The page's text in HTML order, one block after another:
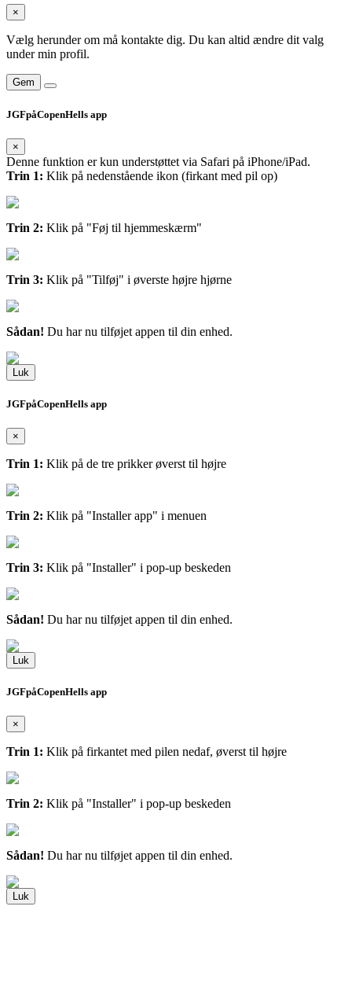
×
Vælg herunder om må kontakte dig. Du kan altid ændre dit valg
under min profil.
Gem
JGFpåCopenHells app
×
Denne funktion er kun understøttet via Safari på iPhone/iPad.
Trin 1: Klik på nedenstående ikon (firkant med pil op)
Trin 2: Klik på "Føj til hjemmeskærm"
Trin 3: Klik på "Tilføj" i øverste højre hjørne
Sådan! Du har nu tilføjet appen til din enhed.
Luk
JGFpåCopenHells app
×
Trin 1: Klik på de tre prikker øverst til højre
Trin 2: Klik på "Installer app" i menuen
Trin 3: Klik på "Installer" i pop-up beskeden
Sådan! Du har nu tilføjet appen til din enhed.
Luk
JGFpåCopenHells app
×
Trin 1: Klik på firkantet med pilen nedaf, øverst til højre
Trin 2: Klik på "Installer" i pop-up beskeden
Sådan! Du har nu tilføjet appen til din enhed.
Luk